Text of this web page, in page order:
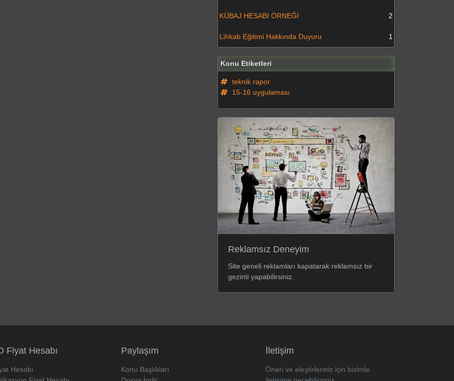
KÜBAJ HESABI ÖRNEĞİ 2
Lihkab Eğitimi Hakkında Duyuru 1
Konu Etiketleri
teknik rapor
15-16 uygulaması
Reklamsız Deneyim
Site geneli reklamları kapatarak reklamsız bir
gezinti yapabilirsiniz.
Fiyat Hesabı
Hesabı
Paylaşım
Konu Başlıkları
İletişim
Öneri ve eleştirleriniz için bizimle